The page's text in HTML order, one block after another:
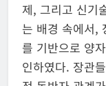
제, 그리고 신기
는 배경 속에서,
를 기반으로 양
인하였다. 장관